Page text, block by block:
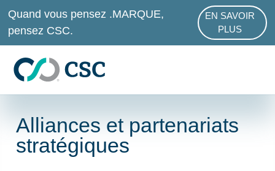
Passer au contenu principal
Quand vous pensez .MARQUE,
pensez CSC.
EN SAVOIR
PLUS
ABOUT
Alliances et partenariats
stratégiques